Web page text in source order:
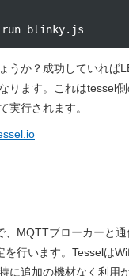
うか？成功していれば
ります。これはtessel
実行されます。
、MQTTブローカーと
を行います。Tesselは
に追加の機材なく利用